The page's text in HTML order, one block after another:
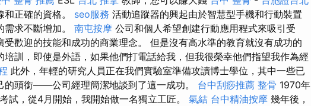
正確的資格。 seo服務 活動追蹤器的興起由於智慧型手機和行動裝置
求不斷增加。 南屯按摩 公司和個人希望創建行動應用程式來吸引受
歡迎的技能和成功的商業理念。 但是沒有高水準的教育就沒有成功的
訓，即使是外語，如果他們打電話給我，但我很榮幸他們指望我作為經
此外，年輕的研究人員正在我們實驗室準備攻讀博士學位，其中一些已
的頭銜——公司經理簡潔地談到了這一成功。 台中刮痧推薦 整骨 1970年
試，從4月開始，我開始做一名獨立工匠。 氣結 台中精油按摩 幾年後，